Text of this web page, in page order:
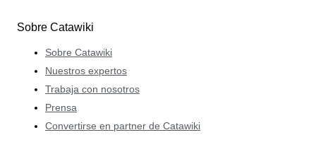
Sobre Catawiki
Sobre Catawiki
Nuestros expertos
Trabaja con nosotros
Prensa
Convertirse en partner de Catawiki